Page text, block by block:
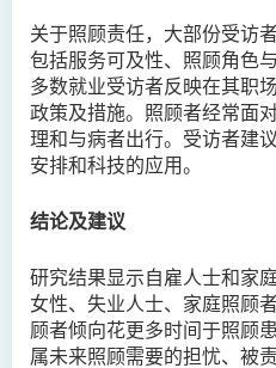
关于照顾责任，大部份受访
包括服务可及性、 照顾角色
多数就业受访者反映在其职
政策及措施。照顾者经常面
理和与病者出行。受访者建
安排和科技的应用。
结论及建议
研究结果显示自雇人士和家
女性、失业人士、家庭照顾
顾者倾向花更多时间于照顾
属未来照顾需要的担忧、被